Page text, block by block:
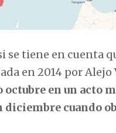
se tiene en cuenta
en 2014 por Alejo
octubre en un
cuando